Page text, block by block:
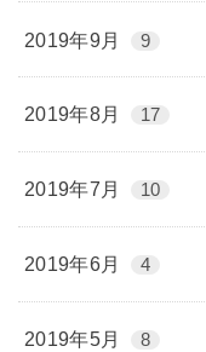
2019年9月 9
2019年8月 17
2019年7月 10
2019年6月 4
2019年5月 8